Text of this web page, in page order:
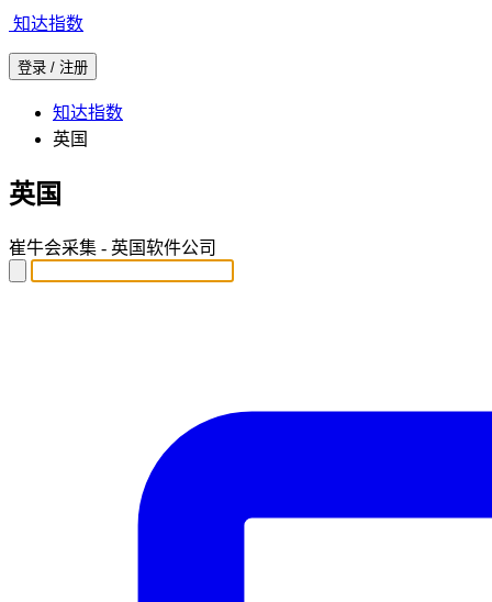
知达指数
知达指数
英国
英国
崔牛会采集 - 英国软件公司